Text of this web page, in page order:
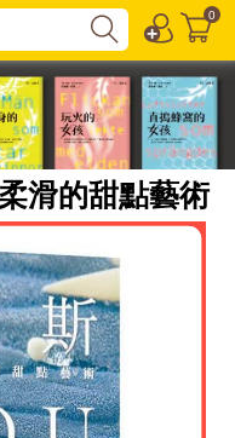
0
滑的甜點藝術